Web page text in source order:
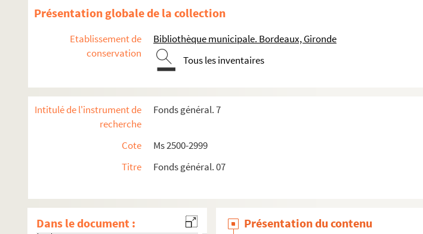
Présentation globale de la collection
Etablissement de
conservation
Bibliothèque municipale. Bordeaux, Gironde
Tous les inventaires
Intitulé de l'instrument de
recherche
Fonds général. 7
Cote
Ms 2500-2999
Titre
Fonds général. 07
Dans le document :
Ms 3073. "Catalogue des titres et papiers qui ont été remis à mon père le 14 janvier 1826".
Ms 3074. Actes originaux et copies concernant la famille Montesquieu et papiers divers du XIXe siècle.
Ms 3075. Mélanges.
Ms 3077. Mélanges.
Ms 3078. Mélanges. Liasse n° 27.
3. Lettres diverses. Correspondance Chenaud 1853-1855. Mme de Latour.
5. Lettres d'affaires. Mme Mailly, Mme Dandicole, M. Coen, tailleur, 1853.
6. Correspondance avec Gentil pendant mon séjour à Baron, 1854.
Présentation du contenu